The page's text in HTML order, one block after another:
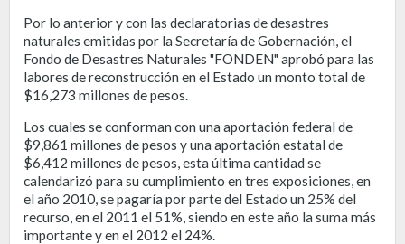
Por lo anterior y con las declaratorias de desastres
naturales emitidas por la Secretaría de Gobernación, el
Fondo de Desastres Naturales "FONDEN" aprobó para las
labores de reconstrucción en el Estado un monto total de
$16,273 millones de pesos.
Los cuales se conforman con una aportación federal de
$9,861 millones de pesos y una aportación estatal de
$6,412 millones de pesos, esta última cantidad se
calendarizó para su cumplimiento en tres exposiciones, en
el año 2010, se pagaría por parte del Estado un 25% del
recurso, en el 2011 el 51%, siendo en este año la suma más
importante y en el 2012 el 24%.